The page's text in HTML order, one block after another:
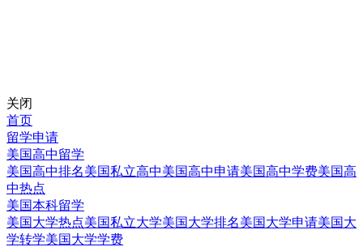
关闭
首页
留学申请
美国高中留学
美国高中排名美国私立高中美国高中申请美国高中学费美国高
中热点
美国本科留学
美国大学热点美国私立大学美国大学排名美国大学申请美国大
学转学美国大学学费